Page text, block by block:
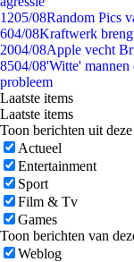
1205/08Random Pics
604/08Kraftwerk
2004/08Apple vecht
8504/08'Witte'
probleem
Laatste items
Laatste items
Toon berichten uit
Actueel
Entertainment
Sport
Film & Tv
Games
Toon berichten van
Weblog